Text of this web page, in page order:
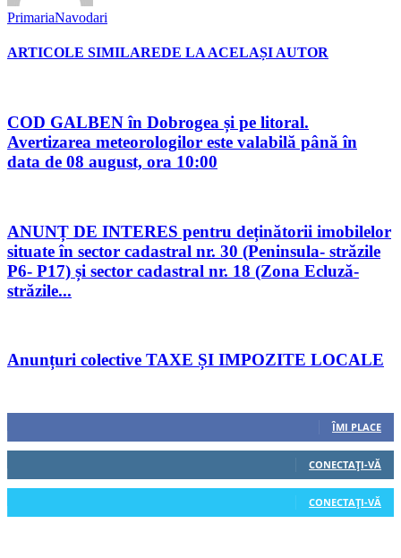
PrimariaNavodari
ARTICOLE SIMILAREDE LA ACELAȘI AUTOR
COD GALBEN în Dobrogea și pe litoral.
Avertizarea meteorologilor este valabilă până în
data de 08 august, ora 10:00
ANUNȚ DE INTERES pentru deținătorii imobilelor
situate în sector cadastral nr. 30 (Peninsula- străzile
P6- P17) și sector cadastral nr. 18 (Zona Ecluză-
străzile...
Anunțuri colective TAXE ȘI IMPOZITE LOCALE
ÎMI PLACE
CONECTAȚI-VĂ
CONECTAȚI-VĂ